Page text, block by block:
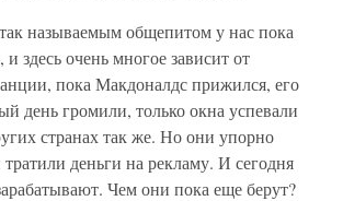
называемым общепитом у нас пока
здесь очень многое зависит от
пока Макдоналдс прижился, его
день громили, только окна успевали
странах так же. Но они упорно
деньги на рекламу. И сегодня
Чем они пока еще берут?